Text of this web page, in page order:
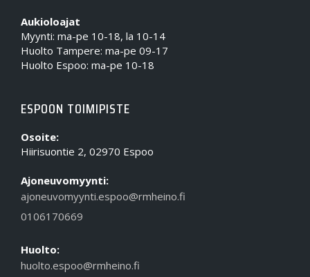
Aukioloajat
Myynti: ma-pe 10-18, la 10-14
Huolto Tampere: ma-pe 09-17
Huolto Espoo: ma-pe 10-18
ESPOON TOIMIPISTE
Osoite:
Hiirisuontie 2, 02970 Espoo
Ajoneuvomyynti:
ajoneuvomyynti.espoo@rmheino.fi
0106170669
Huolto:
huolto.espoo@rmheino.fi